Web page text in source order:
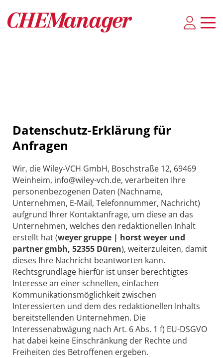
Datenschutz-Erklärung für
Anfragen
Wir, die Wiley-VCH GmbH, Boschstraße 12, 69469
Weinheim, info@wiley-vch.de, verarbeiten Ihre
personenbezogenen Daten (Nachname,
Unternehmen, E-Mail, Telefonnummer, Nachricht)
aufgrund Ihrer Kontaktanfrage, um diese an das
Unternehmen, welches den redaktionellen Inhalt
erstellt hat (weyer gruppe | horst weyer und
partner gmbh, 52355 Düren), weiterzuleiten, damit
dieses Ihre Nachricht beantworten kann.
Rechtsgrundlage hierfür ist unser berechtigtes
Interesse an einer schnellen, einfachen
Kommunikationsmöglichkeit zwischen
Interessierten und dem des redaktionellen Inhalts
bereitstellenden Unternehmen. Die
Interessenabwägung nach Art. 6 Abs. 1 f) EU-DSGVO
hat dabei keine Einschränkung der Rechte und
Freiheiten des Betroffenen ergeben.